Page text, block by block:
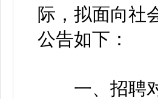
际，拟面向社
公告如下：
一、招聘